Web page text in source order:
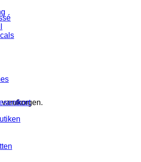
varukorgen.